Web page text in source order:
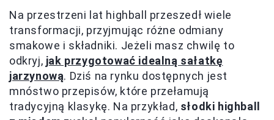
Na przestrzeni lat highball przeszedł wiele
transformacji, przyjmując różne odmiany
smakowe i składniki. Jeżeli masz chwilę to
odkryj, jak przygotować idealną sałatkę
jarzynową. Dziś na rynku dostępnych jest
mnóstwo przepisów, które przełamują
tradycyjną klasykę. Na przykład, słodki highball